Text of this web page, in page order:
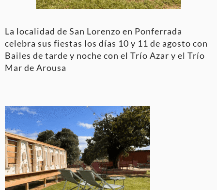
La localidad de San Lorenzo en Ponferrada
celebra sus fiestas los días 10 y 11 de agosto con
Bailes de tarde y noche con el Trío Azar y el Trío
Mar de Arousa